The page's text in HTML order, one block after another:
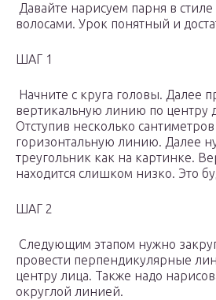
Давайте нарисуем парня в
волосами. Урок понятный и
ШАГ 1
Начните с круга головы. Далее
вертикальную линию по центру
Отступив несколько
горизонтальную линию. Далее
треугольник как на картинке.
находится слишком низко. Это
ШАГ 2
Следующим этапом нужно
провести перпендикулярные
центру лица. Также надо
округлой линией.